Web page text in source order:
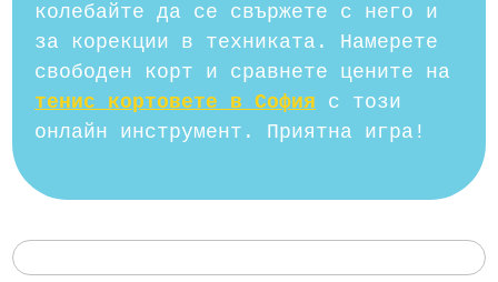
колебайте да се свържете с него и
за корекции в техниката. Намерете
свободен корт и сравнете цените на
тенис кортовете в София с този
онлайн инструмент. Приятна игра!